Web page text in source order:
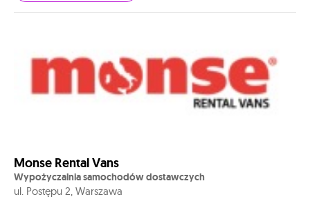
Monse Rental Vans
Wypożyczalnia samochodów dostawczych
ul. Postępu 2, Warszawa